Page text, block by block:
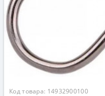
Код товара: 14932900100